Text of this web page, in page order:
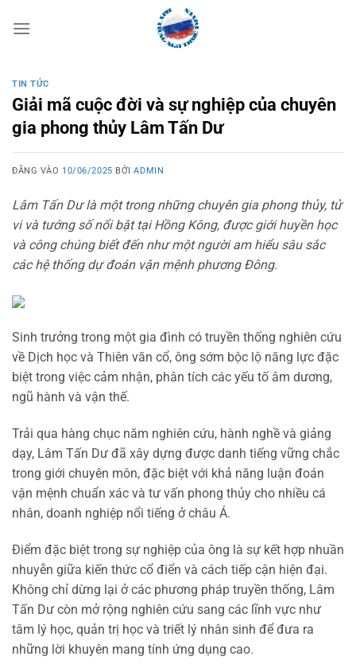
qua
TIN TỨC
Giải mã cuộc đời và sự nghiệp của chuyên
gia phong thủy Lâm Tấn Dư
ĐĂNG VÀO 10/06/2025 BỞIADMIN
Lâm Tấn Dư là một trong những chuyên gia phong thủy, tử
vi và tướng số nổi bật tại Hồng Kông, được giới huyền học
và công chúng biết đến như một người am hiểu sâu sắc
các hệ thống dự đoán vận mệnh phương Đông.
Sinh trưởng trong một gia đình có truyền thống nghiên cứu
về Dịch học và Thiên văn cổ, ông sớm bộc lộ năng lực đặc
biệt trong việc cảm nhận, phân tích các yếu tố âm dương,
ngũ hành và vận thế.
Trải qua hàng chục năm nghiên cứu, hành nghề và giảng
dạy, Lâm Tấn Dư đã xây dựng được danh tiếng vững chắc
trong giới chuyên môn, đặc biệt với khả năng luận đoán
vận mệnh chuẩn xác và tư vấn phong thủy cho nhiều cá
nhân, doanh nghiệp nổi tiếng ở châu Á.
Điểm đặc biệt trong sự nghiệp của ông là sự kết hợp nhuần
nhuyễn giữa kiến thức cổ điển và cách tiếp cận hiện đại.
Không chỉ dừng lại ở các phương pháp truyền thống, Lâm
Tấn Dư còn mở rộng nghiên cứu sang các lĩnh vực như
tâm lý học, quản trị học và triết lý nhân sinh để đưa ra
những lời khuyên mang tính ứng dụng cao.